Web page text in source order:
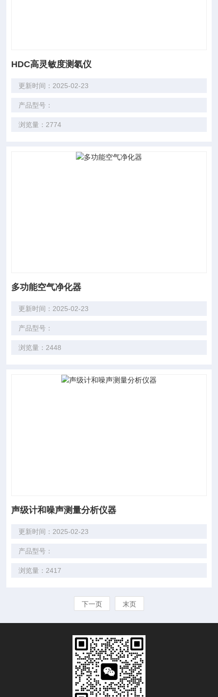
HDC高灵敏度测氡仪
更新时间：2025-02-23
产品型号：
浏览量：2774
多功能空气净化器
更新时间：2025-02-23
产品型号：
浏览量：2448
声级计和噪声测量分析仪器
更新时间：2025-02-23
产品型号：
浏览量：2417
下一页 末页